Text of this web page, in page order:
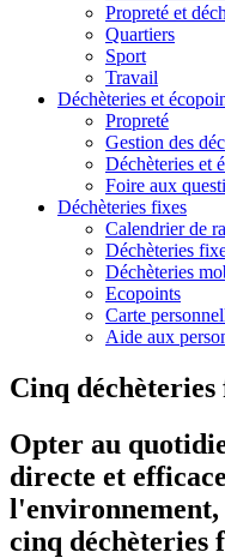
Propreté et
Quartiers
Sport
Travail
Déchèteries et
Propreté
Gestion des
Déchèteries et
Foire aux
Déchèteries fixes
Calendrier de
Déchèteries
Déchèteries
Ecopoints
Carte
Aide aux
Cinq déchèteries
Opter au
directe et
l'environnement,
cinq déchèteries